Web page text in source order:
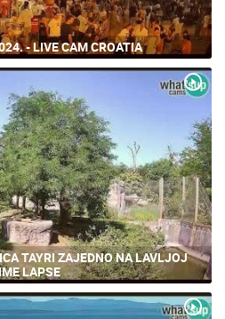
- LIVE CAM CROATIA
TAYRI ZAJEDNO NA LAVLJOJ
LAPSE